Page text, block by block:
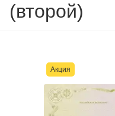
(второй)
Акция